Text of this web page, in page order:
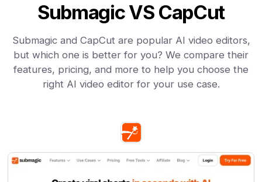
Submagic VS CapCut
Submagic and CapCut are popular AI video editors,
but which one is better for you? We compare their
features, pricing, and more to help you choose the
right AI video editor for your use case.